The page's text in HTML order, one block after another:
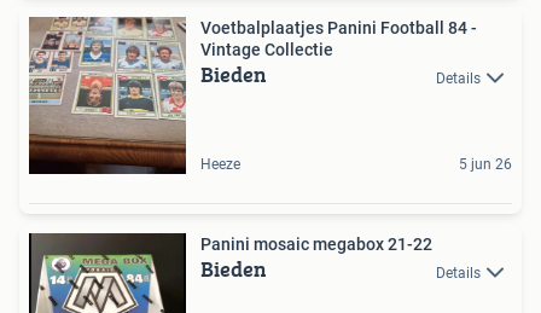
Voetbalplaatjes Panini Football 84 -
Vintage Collectie
Bieden Details
Heeze 5 jun 26
Panini mosaic megabox 21-22
Bieden Details